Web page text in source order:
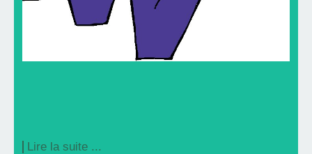
Lire la suite ...